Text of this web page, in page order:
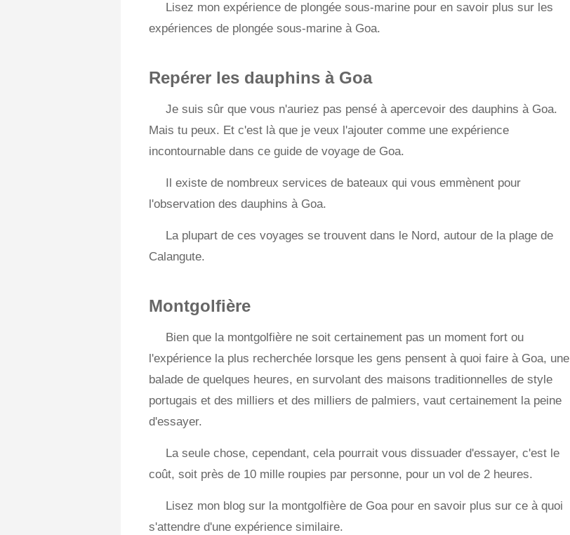
Lisez mon expérience de plongée sous-marine pour en savoir plus sur les
expériences de plongée sous-marine à Goa.
Repérer les dauphins à Goa
Je suis sûr que vous n'auriez pas pensé à apercevoir des dauphins à Goa.
Mais tu peux. Et c'est là que je veux l'ajouter comme une expérience
incontournable dans ce guide de voyage de Goa.
Il existe de nombreux services de bateaux qui vous emmènent pour
l'observation des dauphins à Goa.
La plupart de ces voyages se trouvent dans le Nord, autour de la plage de
Calangute.
Montgolfière
Bien que la montgolfière ne soit certainement pas un moment fort ou
l'expérience la plus recherchée lorsque les gens pensent à quoi faire à Goa, une
balade de quelques heures, en survolant des maisons traditionnelles de style
portugais et des milliers et des milliers de palmiers, vaut certainement la peine
d'essayer.
La seule chose, cependant, cela pourrait vous dissuader d'essayer, c'est le
coût, soit près de 10 mille roupies par personne, pour un vol de 2 heures.
Lisez mon blog sur la montgolfière de Goa pour en savoir plus sur ce à quoi
s'attendre d'une expérience similaire.